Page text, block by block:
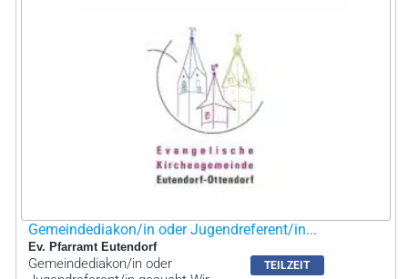
Gemeindediakon/in oder Jugendreferent/in...
Ev. Pfarramt Eutendorf
TEILZEIT
Gemeindediakon/in oder